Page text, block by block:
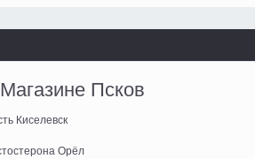
Псков
Киселевск
Орёл